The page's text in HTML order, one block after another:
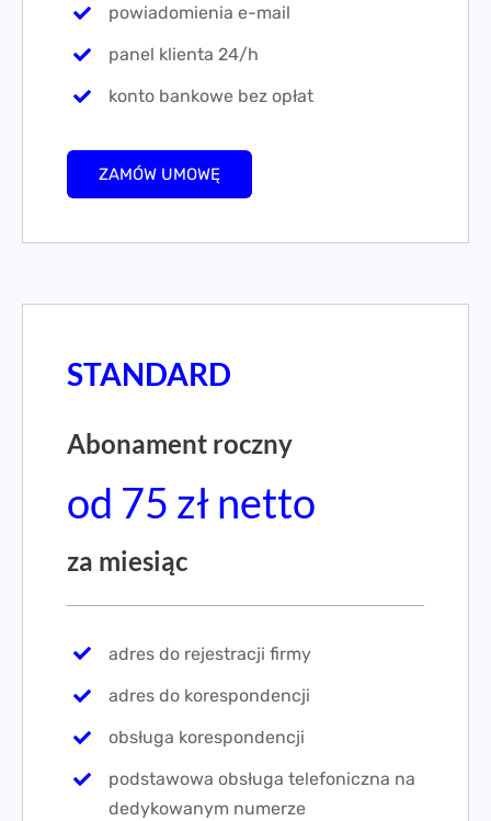
powiadomienia e-mail
panel klienta 24/h
konto bankowe bez opłat
ZAMÓW UMOWĘ
STANDARD
Abonament roczny
od 75 zł netto
za miesiąc
adres do rejestracji firmy
adres do korespondencji
obsługa korespondencji
podstawowa obsługa telefoniczna na
dedykowanym numerze